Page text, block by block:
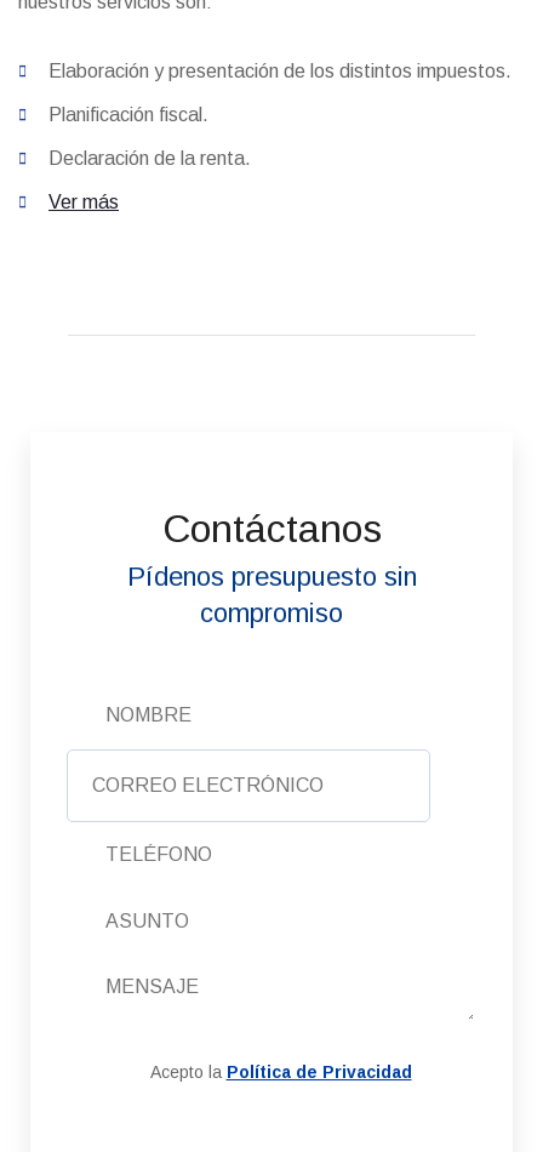
Elaboración y presentación de los distintos impuestos.
Planificación fiscal.
Declaración de la renta.
Ver más
Contáctanos
Pídenos presupuesto sin
compromiso
Acepto la Política de Privacidad